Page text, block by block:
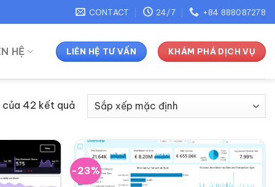
CONTACT 24/7 +84 888087278
HỆ LIÊN HỆ TƯ VẤN KHÁM PHÁ DỊCH VỤ
của 42 kết quả
-23%